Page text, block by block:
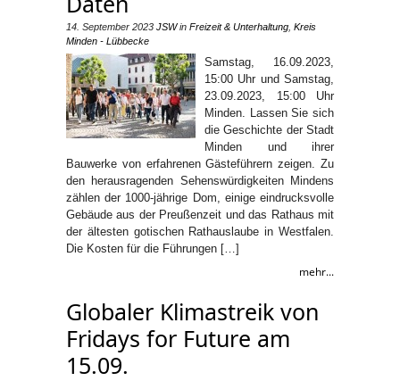
14. September 2023 JSWin Freizeit & Unterhaltung Kreis
Minden - Lübbecke
Samstag, 16.09.2023,
15:00 Uhr und Samstag,
23.09.2023, 15:00 Uhr
Minden. Lassen Sie sich
die Geschichte der Stadt
Minden und ihrer
Bauwerke von erfahrenen Gästeführern zeigen. Zu
den herausragenden Sehenswürdigkeiten Mindens
zählen der 1000-jährige Dom, einige eindrucksvolle
Gebäude aus der Preußenzeit und das Rathaus mit
der ältesten gotischen Rathauslaube in Westfalen.
Die Kosten für die Führungen […]
mehr...
Globaler Klimastreik von
Fridays for Future am
15.09.